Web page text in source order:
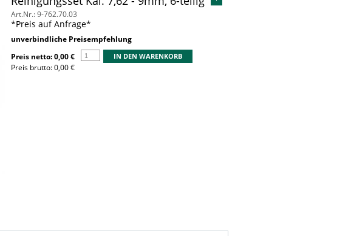
Art.Nr.: 9-762.70.03
*Preis auf Anfrage*
unverbindliche Preisempfehlung
Preis netto: 0,00 €
Preis brutto: 0,00 €
IN DEN WARENKORB